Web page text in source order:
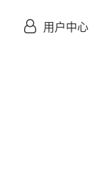
悬疑片用户中心